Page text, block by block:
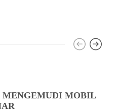
MENGEMUDI MOBIL